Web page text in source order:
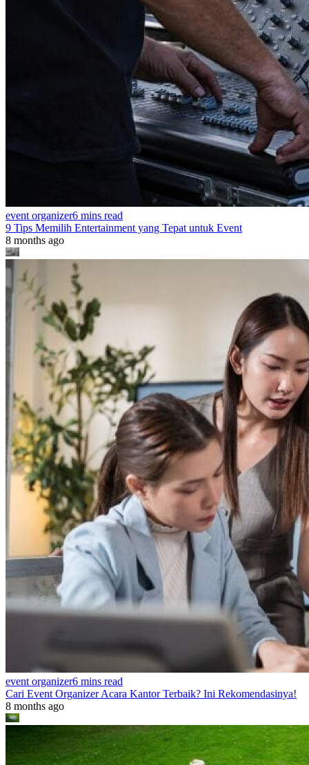
event organizer6 mins read
9 Tips Memilih Entertainment yang Tepat untuk Event
8 months ago
event organizer6 mins read
Cari Event Organizer Acara Kantor Terbaik? Ini Rekomendasinya!
8 months ago